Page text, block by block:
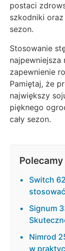
postaci
szkodniki
sezon.
Stosowanie
najpewniejsza
zapewnienie
Pamiętaj, że
największy
pięknego
cały sezon.
Switch
Signum
Nimrod
w